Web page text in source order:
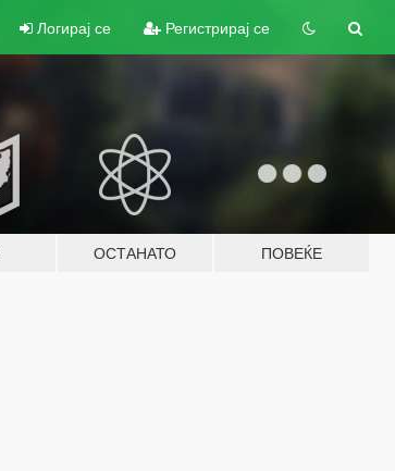
Логирај се Регистрирај се
ОСТАНАТО ПОВЕЌЕ